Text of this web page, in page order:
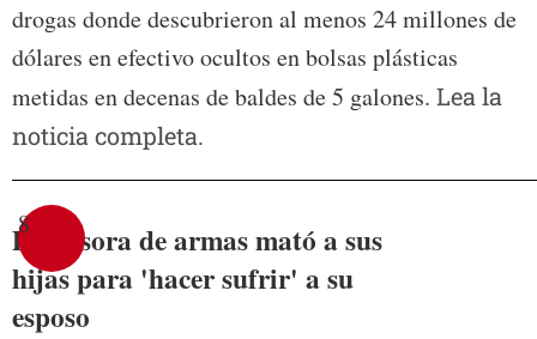
drogas donde descubrieron al menos 24 millones de
dólares en efectivo ocultos en bolsas plásticas
metidas en decenas de baldes de 5 galones. Lea la
noticia completa.
8
Defensora de armas mató a sus
hijas para 'hacer sufrir' a su
esposo